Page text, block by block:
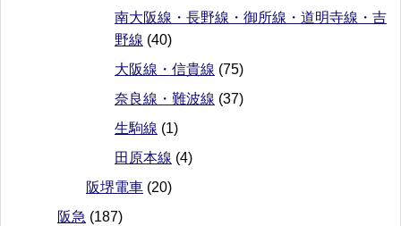
南大阪線・長野線・御所線・道明寺線・吉
野線 (40)
大阪線・信貴線 (75)
奈良線・難波線 (37)
生駒線 (1)
田原本線 (4)
阪堺電車 (20)
阪急 (187)